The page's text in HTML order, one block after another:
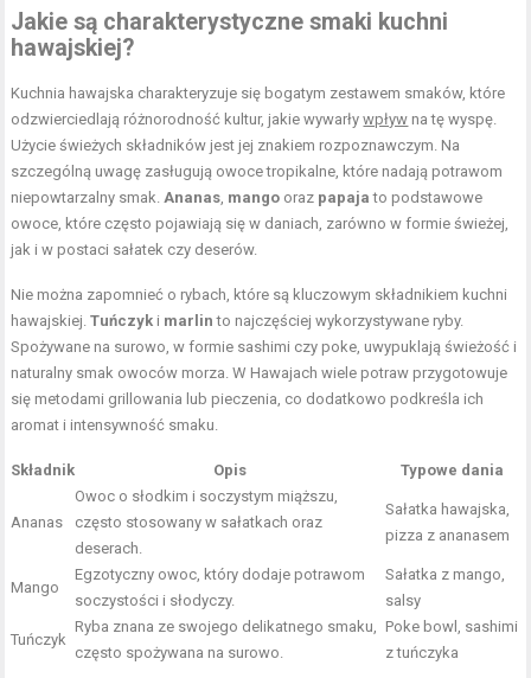
Jakie są charakterystyczne smaki kuchni
hawajskiej?
Kuchnia hawajska charakteryzuje się bogatym zestawem smaków, które
odzwierciedlają różnorodność kultur, jakie wywarływpływ na tę wyspę.
Użycie świeżych składników jest jej znakiem rozpoznawczym. Na
szczególną uwagę zasługują owoce tropikalne, które nadają potrawom
niepowtarzalny smak.Ananas, mango oraz papaja to podstawowe
owoce, które często pojawiają się w daniach, zarówno w formie świeżej,
jak i w postaci sałatek czy deserów.
Nie można zapomnieć o rybach, które są kluczowym składnikiem kuchni
hawajskiej.Tuńczyk i marlin to najczęściej wykorzystywane ryby.
Spożywane na surowo, w formie sashimi czy poke, uwypuklają świeżość i
naturalny smak owoców morza. W Hawajach wiele potraw przygotowuje
się metodami grillowania lub pieczenia, co dodatkowo podkreśla ich
aromat i intensywność smaku.
Składnik Opis Typowe dania
Ananas
Owoc o słodkim i soczystym miąższu,
często stosowany w sałatkach oraz
deserach.
Sałatka hawajska,
pizza z ananasem
Mango
Egzotyczny owoc, który dodaje potrawom
soczystości i słodyczy.
Sałatka z mango,
salsy
Tuńczyk
Ryba znana ze swojego delikatnego smaku,
często spożywana na surowo.
Poke bowl, sashimi
z tuńczyka